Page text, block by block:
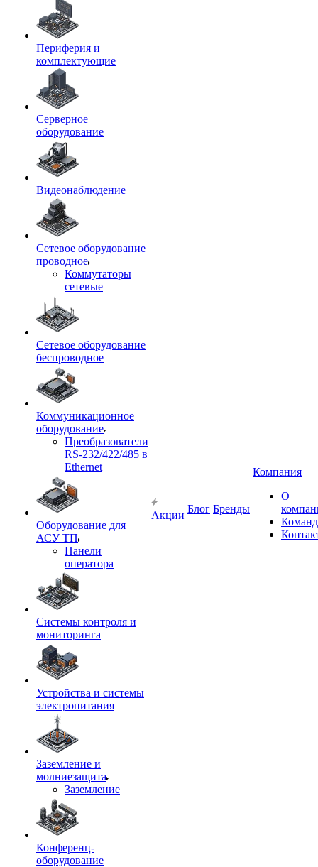
Периферия и
комплектующие
Серверное
оборудование
Видеонаблюдение
Сетевое оборудование
проводное
Коммутаторы
сетевые
Сетевое оборудование
беспроводное
Коммуникационное
оборудование
Преобразователи
RS-232/422/485 в
Ethernet
Оборудование для
АСУ ТП
Панели
оператора
Системы контроля и
мониторинга
Устройства и системы
электропитания
Заземление и
молниезащита
Заземление
Конференц-
оборудование
Акции
Блог Бренды
Компания
О